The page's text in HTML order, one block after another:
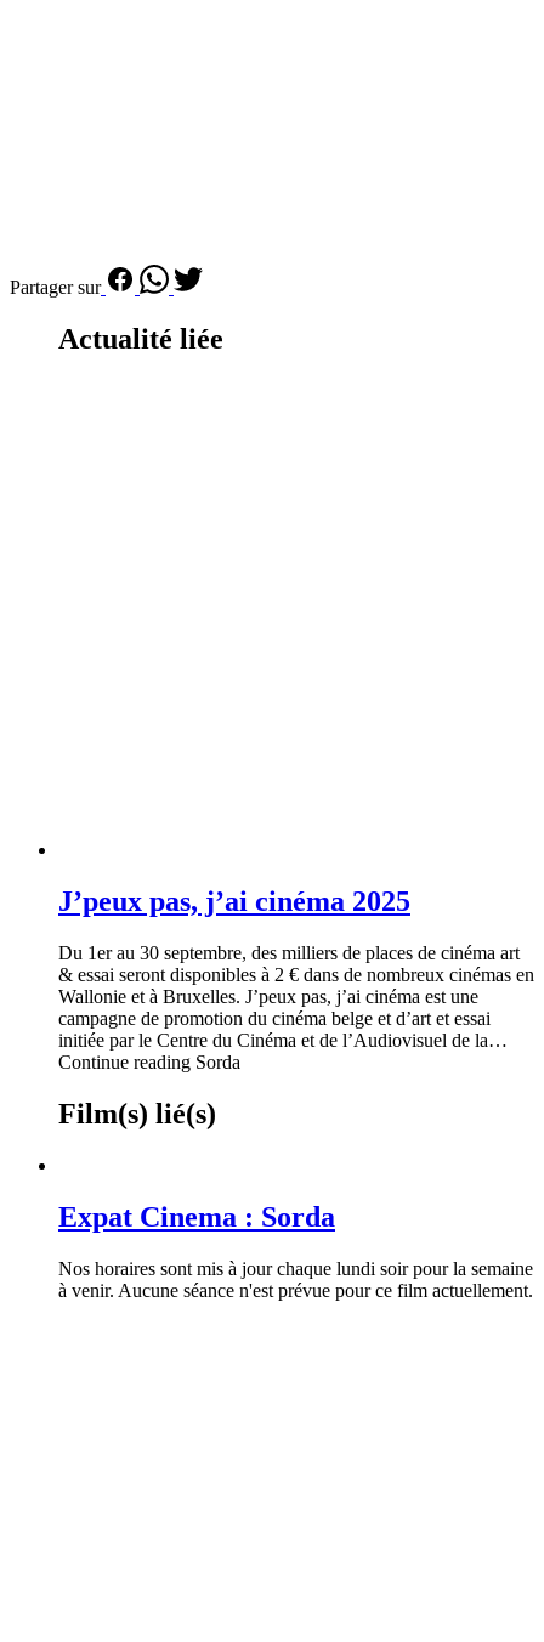
Partager sur
Actualité liée
J’peux pas, j’ai cinéma 2025
Du 1er au 30 septembre, des milliers de places de cinéma art
& essai seront disponibles à 2 € dans de nombreux cinémas en
Wallonie et à Bruxelles. J’peux pas, j’ai cinéma est une
campagne de promotion du cinéma belge et d’art et essai
initiée par le Centre du Cinéma et de l’Audiovisuel de la…
Continue reading Sorda
Film(s) lié(s)
Expat Cinema : Sorda
Nos horaires sont mis à jour chaque lundi soir pour la semaine
à venir. Aucune séance n'est prévue pour ce film actuellement.